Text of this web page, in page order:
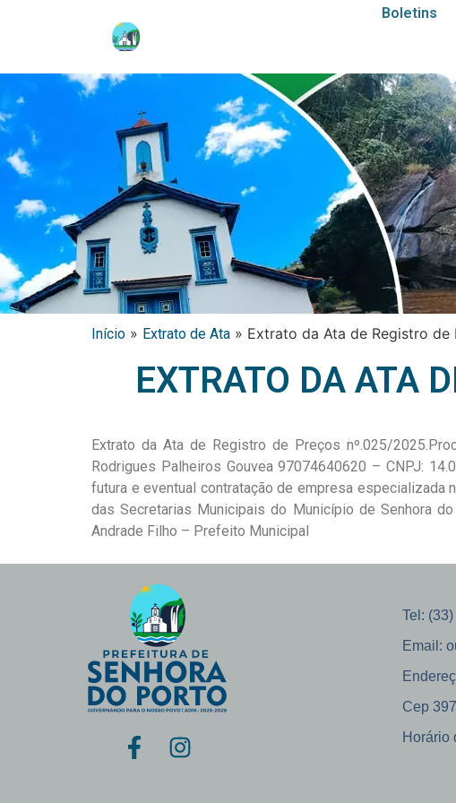
Boletins
Início » Extrato de Ata » Extrato da Ata de Registro de
EXTRATO DA ATA
Extrato da Ata de Registro de Preços nº.025/
Rodrigues Palheiros Gouvea 97074640620 – CNPJ:
futura e eventual contratação de empresa
das Secretarias Municipais do Município de Senhora
Andrade Filho – Prefeito Municipal
Tel:
Email:
Cep
Horário